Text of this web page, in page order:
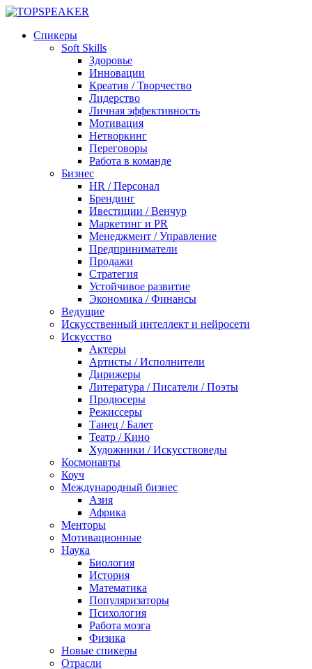
Спикеры
Soft Skills
Здоровье
Инновации
Креатив / Творчество
Лидерство
Личная эффективность
Мотивация
Нетворкинг
Переговоры
Работа в команде
Бизнес
HR / Персонал
Брендинг
Ивестиции / Венчур
Маркетинг и PR
Менеджмент / Управление
Предприниматели
Продажи
Стратегия
Устойчивое развитие
Экономика / Финансы
Ведущие
Искусственный интеллект и нейросети
Искусство
Актеры
Артисты / Исполнители
Дирижеры
Литература / Писатели / Поэты
Продюсеры
Режиссеры
Танец / Балет
Театр / Кино
Художники / Искусствоведы
Космонавты
Коуч
Международный бизнес
Азия
Африка
Менторы
Мотивационные
Наука
Биология
История
Математика
Популяризаторы
Психология
Работа мозга
Физика
Новые спикеры
Отрасли